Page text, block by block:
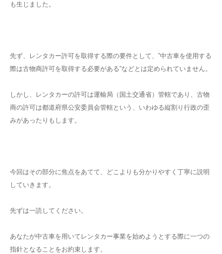
も生じました。
先ず、レンタカー許可を取得する際の要件として、”中古車を使用する
際は古物商許可を取得する必要がある”などとは定められていません。
しかし、レンタカーの許可は運輸局（国土交通省）管轄であり、古物
商の許可は都道府県公安委員会管轄という、いわゆる縦割り行政の歪
みがあったりもします。
今回はその部分に焦点をあてて、どこよりも分かりやすく丁寧に説明
していきます。
先ずは一読してください。
あなたが中古車を用いてレンタカー事業を始めようとする際に一つの
指針となることをお約束します。